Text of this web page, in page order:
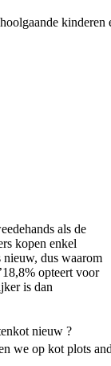
kinderen
als de
kopen enkel
dus waarom
opteert voor
is dan
nieuw ?
we op kot plots